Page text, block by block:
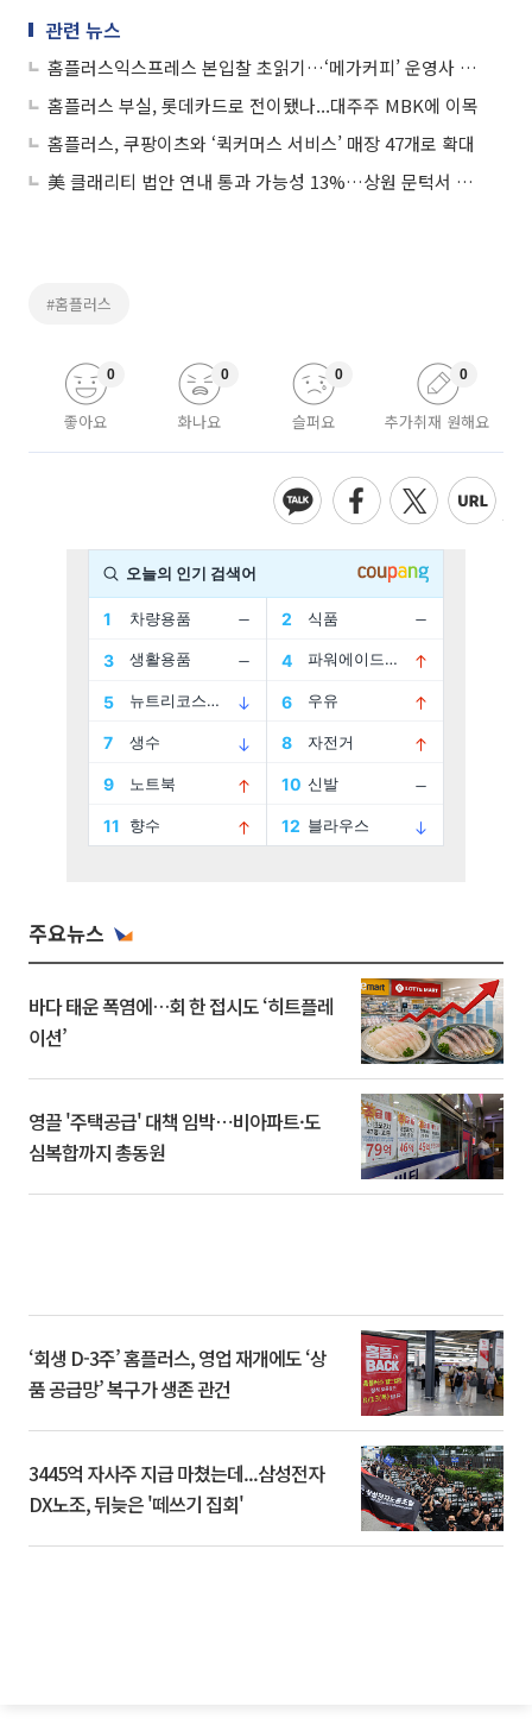
관련 뉴스
홈플러스익스프레스 본입찰 초읽기…‘메가커피’ 운영사 승기 잡나
홈플러스 부실, 롯데카드로 전이됐나...대주주 MBK에 이목
홈플러스, 쿠팡이츠와 ‘퀵커머스 서비스’ 매장 47개로 확대
美 클래리티 법안 연내 통과 가능성 13%…상원 문턱서 제동
#홈플러스
좋아요
0
화나요
0
슬퍼요
0
추가취재 원해요
0
주요뉴스
바다 태운 폭염에…회 한 접시도 ‘히트플레
이션’
영끌 '주택공급' 대책 임박⋯비아파트·도
심복합까지 총동원
‘회생 D-3주’ 홈플러스, 영업 재개에도 ‘상
품 공급망’ 복구가 생존 관건
3445억 자사주 지급 마쳤는데...삼성전자
DX노조, 뒤늦은 '떼쓰기 집회'